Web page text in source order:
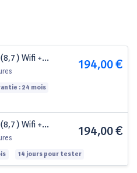
équipements numériques !
) Wifi +
- Bon
194,00 €
: 24 mois
) Wifi +
Anthracite
194,00 €
14 jours pour tester